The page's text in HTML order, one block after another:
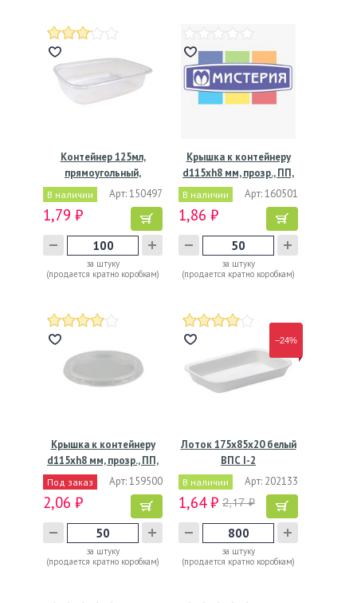
Контейнер 125мл,
прямоугольный,
108х82х25мм,…
В наличии Арт: 150497
1,79 ₽
за штуку
(продается кратно коробкам)
Крышка к контейнеру
d115хh8 мм, прозр., ПП,
В наличии Арт: 160501
1,86 ₽
за штуку
(продается кратно коробкам)
Крышка к контейнеру
d115хh8 мм, прозр., ПП,
Под заказ Арт: 159500
2,06 ₽
за штуку
(продается кратно коробкам)
−24%
Лоток 175х85х20 белый
ВПС I-2
В наличии Арт: 202133
1,64 ₽ 2,17 ₽
за штуку
(продается кратно коробкам)